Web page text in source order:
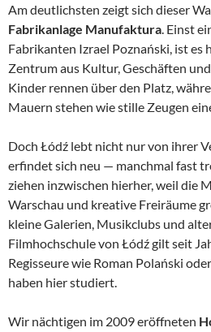
Am deutlichsten zeigt sich dieser
Fabrikanlage Manufaktura. Einst
Fabrikanten Izrael Poznański, ist es
Zentrum aus Kultur, Geschäften
Kinder rennen über den Platz,
Mauern stehen wie stille Zeugen
Doch Łódź lebt nicht nur von ihrer
erfindet sich neu — manchmal fast
ziehen inzwischen hierher, weil die
Warschau und kreative Freiräume
kleine Galerien, Musikclubs und
Filmhochschule von Łódź gilt seit
Regisseure wie Roman Polański
haben hier studiert.
Wir nächtigen im 2009 eröffneten